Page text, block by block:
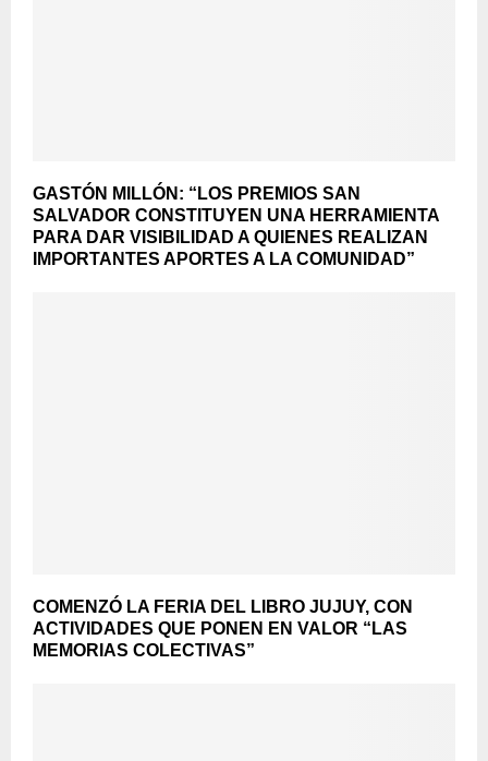
GASTÓN MILLÓN: “LOS PREMIOS SAN
SALVADOR CONSTITUYEN UNA HERRAMIENTA
PARA DAR VISIBILIDAD A QUIENES REALIZAN
IMPORTANTES APORTES A LA COMUNIDAD”
COMENZÓ LA FERIA DEL LIBRO JUJUY, CON
ACTIVIDADES QUE PONEN EN VALOR “LAS
MEMORIAS COLECTIVAS”